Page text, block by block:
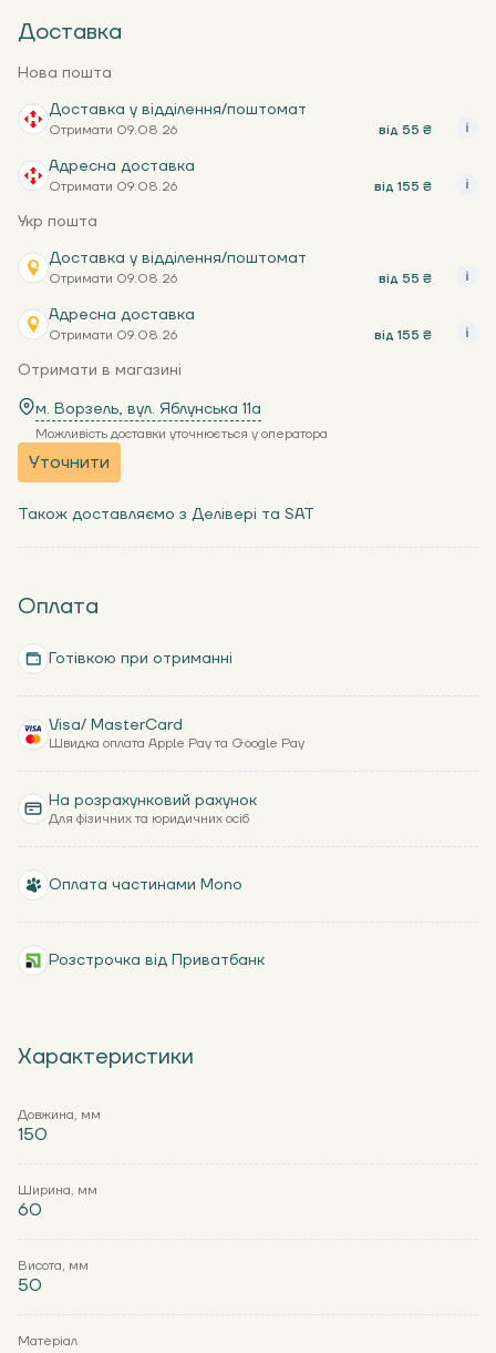
Характеристики
Довжина, мм
150
Ширина, мм
60
Висота, мм
50
Матеріал
Доставка
Нова пошта
Доставка у відділення/поштомат
Отримати 09.08.26 від 55 ₴
Адресна доставка
Отримати 09.08.26 від 155 ₴
Укр пошта
Доставка у відділення/поштомат
Отримати 09.08.26 від 55 ₴
Адресна доставка
Отримати 09.08.26 від 155 ₴
Отримати в магазині
м. Ворзель, вул. Яблунська 11a
Можливість доставки уточнюється у оператора
Уточнити
Також доставляємо з Делівері та SAT
Оплата
Готівкою при отриманні
Visa/ MasterCard
Швидка оплата Apple Pay та Google Pay
На розрахунковий рахунок
Для фізичних та юридичних осіб
Оплата частинами Mono
Розстрочка від Приватбанк